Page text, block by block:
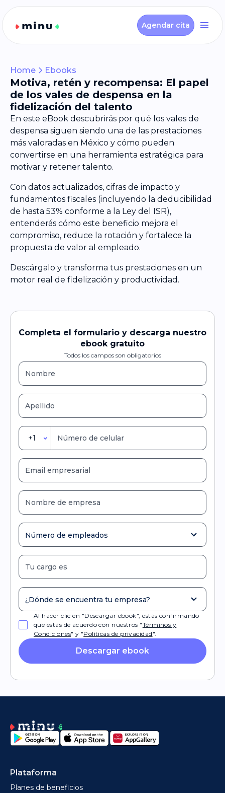
Agendar cita
Home Ebooks
Motiva, retén y recompensa: El papel
de los vales de despensa en la
fidelización del talento
En este eBook descubrirás por qué los vales de
despensa siguen siendo una de las prestaciones
más valoradas en México y cómo pueden
convertirse en una herramienta estratégica para
motivar y retener talento.
Con datos actualizados, cifras de impacto y
fundamentos fiscales (incluyendo la deducibilidad
de hasta 53% conforme a la Ley del ISR),
entenderás cómo este beneficio mejora el
compromiso, reduce la rotación y fortalece la
propuesta de valor al empleado.
Descárgalo y transforma tus prestaciones en un
motor real de fidelización y productividad.
Completa el formulario y descarga nuestro
ebook gratuito
Todos los campos son obligatorios
+1
Al hacer clic en "Descargar ebook", estás confirmando
que estás de acuerdo con nuestros "Términos y
Condiciones" y "Políticas de privacidad ".
Descargar ebook
Descarga la app
Plataforma
Planes de beneficios